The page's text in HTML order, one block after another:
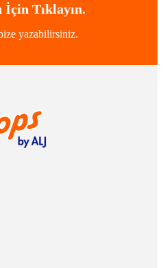
Tıklayın.
yazabilirsiniz.